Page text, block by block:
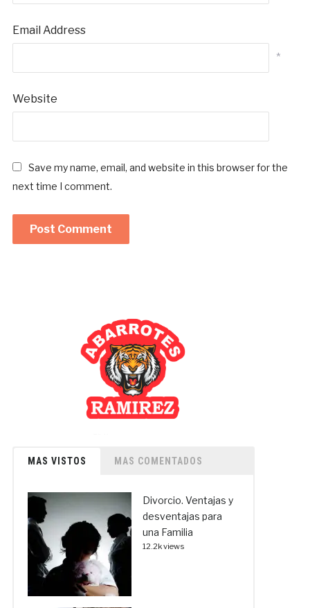
Email Address
*
Website
Save my name, email, and website in this browser for the
next time I comment.
MAS VISTOS MAS COMENTADOS
Divorcio. Ventajas y
desventajas para
una Familia
12.2k views